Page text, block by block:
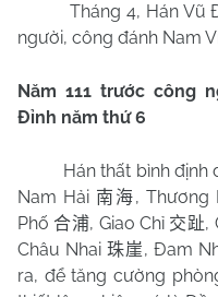
Tháng 4, Hán Vũ
người, công đánh Nam
Năm 111 trước công
Đỉnh năm thứ 6
Hán thất bình định
Nam Hải 南海,
Phố合浦, Giao Chỉ 交趾,
Châu Nhai珠崖, Đam
ra, để tăng cường